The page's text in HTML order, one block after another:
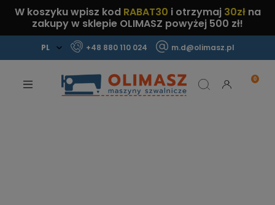
W koszyku wpisz kod RABAT30 i otrzymaj 30złna
zakupy w sklepie OLIMASZ powyżej 500 zł!
+48 880 110 024 m.d@olimasz.pl
Sprawdź!